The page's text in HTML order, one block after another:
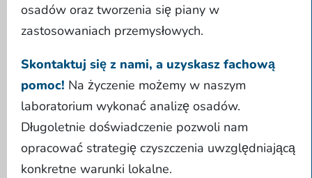
osadów oraz tworzenia się piany w
zastosowaniach przemysłowych.
Skontaktuj się z nami, a uzyskasz fachową
pomoc! Na życzenie możemy w naszym
laboratorium wykonać analizę osadów.
Długoletnie doświadczenie pozwoli nam
opracować strategię czyszczenia uwzględniającą
konkretne warunki lokalne.